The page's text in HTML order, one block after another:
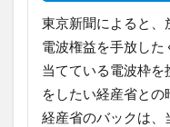
東京新聞によると、
電波権益を手放した
当てている電波枠を
をしたい経産省との
経産省のバックは、